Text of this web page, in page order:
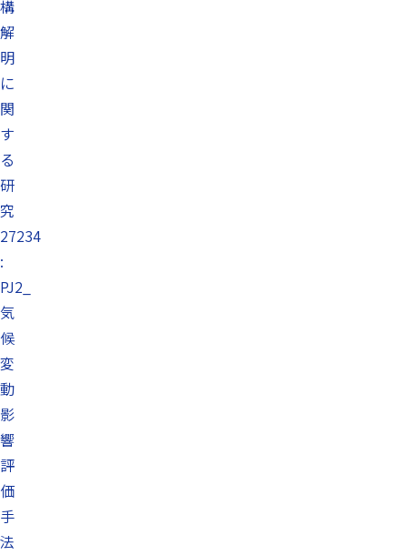
構
解
明
に
関
す
る
研
究
27234
:
PJ2_
気
候
変
動
影
響
評
価
手
法